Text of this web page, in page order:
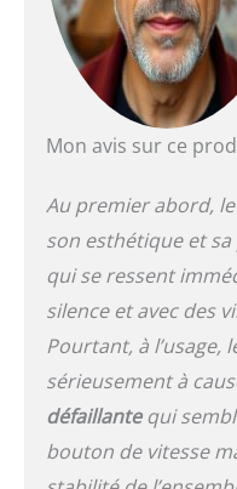
Mon avis sur ce
Au premier abord,
son esthétique et sa
qui se ressent
silence et avec des
Pourtant, à l’usage,
sérieusement à
défaillantequi
bouton de vitesse